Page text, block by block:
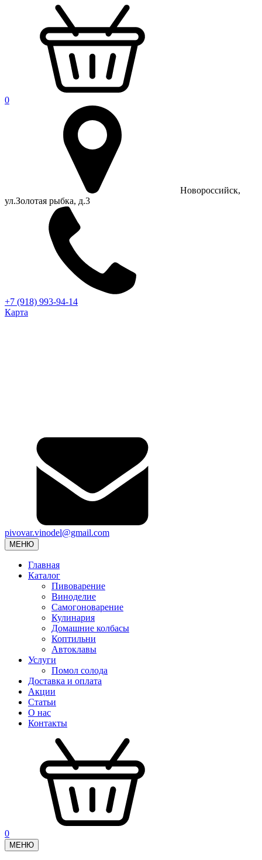
0
Новороссийск,
ул.Золотая рыбка, д.3
+7 (918) 993-94-14
Карта
pivovar.vinodel@gmail.com
МЕНЮ
Главная
Каталог
Пивоварение
Виноделие
Самогоноварение
Кулинария
Домашние колбасы
Коптильни
Автоклавы
Услуги
Помол солода
Доставка и оплата
Акции
Статьи
О нас
Контакты
0
МЕНЮ